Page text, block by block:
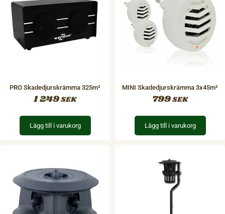
PRO Skadedjurskrämma 325m²
1 249SEK
Lägg till i varukorg
MINI Skadedjurskrämma 3x45m²
799SEK
Lägg till i varukorg